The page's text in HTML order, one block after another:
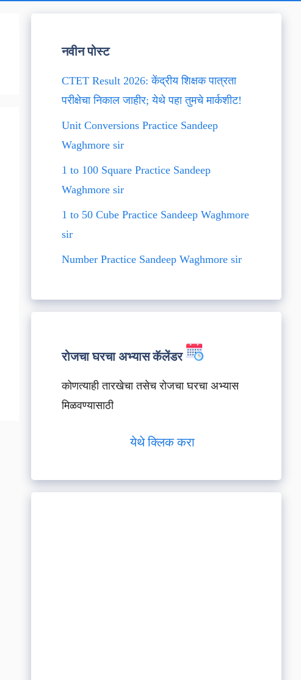
नवीन पोस्ट
CTET Result 2026: केंद्रीय शिक्षक पात्रता
परीक्षेचा निकाल जाहीर; येथे पहा तुमचे मार्कशीट!
Unit Conversions Practice Sandeep
Waghmore sir
1 to 100 Square Practice Sandeep
Waghmore sir
1 to 50 Cube Practice Sandeep Waghmore
sir
Number Practice Sandeep Waghmore sir
रोजचा घरचा अभ्यास कॅलेंडर
कोणत्याही तारखेचा तसेच रोजचा घरचा अभ्यास
मिळवण्यासाठी
येथे क्लिक करा